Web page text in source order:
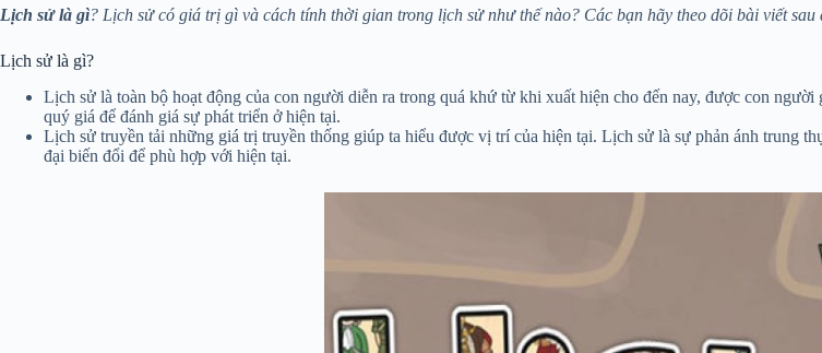
Lịch sử là gì? Lịch sử có giá trị gì và cách tính thời gian trong lịch sử như thế nào? Các bạn hãy theo dõi bài viết sau
Lịch sử là gì?
Lịch sử là toàn bộ hoạt động của con người diễn ra trong quá khứ từ khi xuất hiện cho đến nay, được con
quý giá để đánh giá sự phát triển ở hiện tại.
Lịch sử truyền tải những giá trị truyền thống giúp ta hiểu được vị trí của hiện tại. Lịch sử là sự phản ánh trung
đại biến đổi để phù hợp với hiện tại.